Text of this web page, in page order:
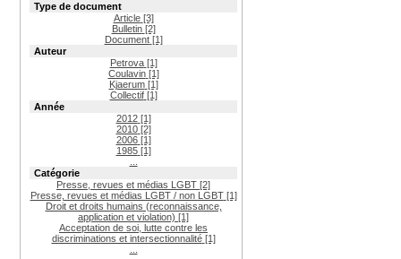
Type de document
Article [3]
Bulletin [2]
Document [1]
Auteur
Petrova [1]
Coulavin [1]
Kjaerum [1]
Collectif [1]
Année
2012 [1]
2010 [2]
2006 [1]
1985 [1]
Catégorie
Presse, revues et médias LGBT [2]
Presse, revues et médias LGBT / non LGBT [1]
Droit et droits humains (reconnaissance,
application et violation) [1]
Acceptation de soi, lutte contre les
discriminations et intersectionnalité [1]